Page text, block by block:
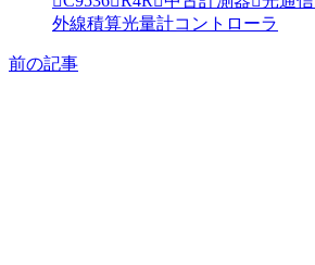
外線積算光量計コントローラ
前の記事